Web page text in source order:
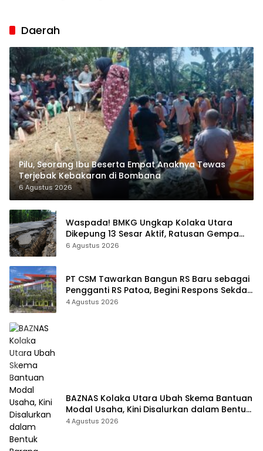
Daerah
Pilu, Seorang Ibu Beserta Empat Anaknya Tewas
Terjebak Kebakaran di Bombana
6 Agustus 2026
Waspada! BMKG Ungkap Kolaka Utara
Dikepung 13 Sesar Aktif, Ratusan Gempa
Sudah Terekam
6 Agustus 2026
PT CSM Tawarkan Bangun RS Baru sebagai
Pengganti RS Patoa, Begini Respons Sekda
Kolut
4 Agustus 2026
BAZNAS Kolaka Utara Ubah Skema Bantuan
Modal Usaha, Kini Disalurkan dalam Bentuk
Barang Senilai Rp419,5 Juta
4 Agustus 2026